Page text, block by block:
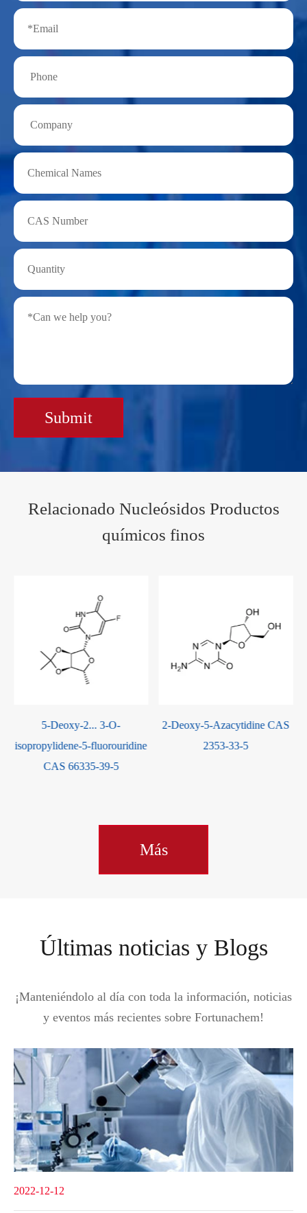
Submit
Relacionado Nucleósidos Productos
químicos finos
5-Deoxy-2... 3-O-
isopropylidene-5-fluorouridine
CAS 66335-39-5
2-Deoxy-5-Azacytidine CAS
2353-33-5
Más
Últimas noticias y Blogs
¡Manteniéndolo al día con toda la información, noticias
y eventos más recientes sobre Fortunachem!
2022-12-12